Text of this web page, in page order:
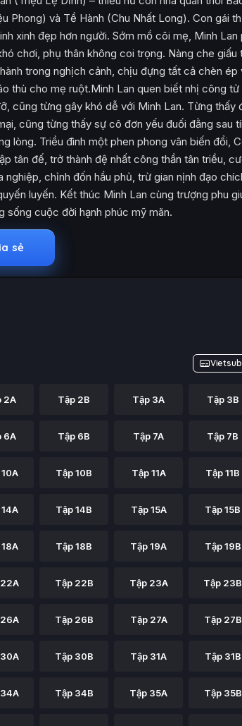
Phong) và Tề Hành (Chu Nhất Long). Con gái
xinh đẹp hơn người. Sớm mồ côi mẹ, Minh Lan
chơi, phụ thân không coi trọng. Nàng che giấu
trong nghịch cảnh, chịu đựng tất cả chèn
thù cho mẹ ruột.Minh Lan quen biết nhị công tử
cũng từng gây khó dễ với Minh Lan. Từng thấy
cũng từng thấy sự cô đơn yếu đuối đằng sau
lòng. Triều đình một phen phong vân biến đổi,
tân đế, trở thành đệ nhất công thần tân triều,
nghiệp, chỉnh đốn hầu phủ, trừ gian nịnh đạo
luyến. Kết thúc Minh Lan cùng trượng phu
sống cuộc đời hạnh phúc mỹ mãn.
sẻ
Vietsub
2A Tập 2B Tập 3A Tập 3B
6A Tập 6B Tập 7A Tập 7B
Tập 10B Tập 11A Tập 11B
Tập 14B Tập 15A Tập 15B
Tập 18B Tập 19A Tập 19B
Tập 22B Tập 23A Tập 23B
Tập 26B Tập 27A Tập 27B
Tập 30B Tập 31A Tập 31B
Tập 34B Tập 35A Tập 35B